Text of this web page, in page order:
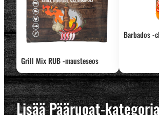
Grill Mix RUB -mausteseos
Barbados -
Lisää Pääruoat-